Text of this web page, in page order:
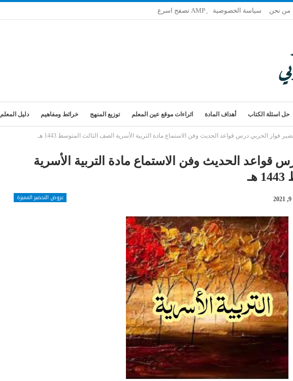
من نحن سياسة الخصوصية
حل اسئلة الكتاب أهداف المادة اثراءات موقع عين المعلم توزيع المنهج خرائط ومفاهيم دليل المعلم
فواز الحربي درس قواعد الحديث وفن الاستماع مادة التربية الأسرية الصف الثالث المتوسط 1443 هـ
قواعد الحديث وفن الاستماع مادة التربية الأسرية
عروض التحضير المميزة